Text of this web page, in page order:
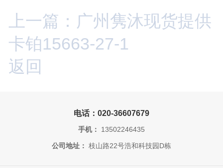
上一篇：广州隽沐现货提供
卡铂15663-27-1
返回
电话：020-36607679
手机： 13502246435
公司地址： 枝山路22号浩和科技园D栋